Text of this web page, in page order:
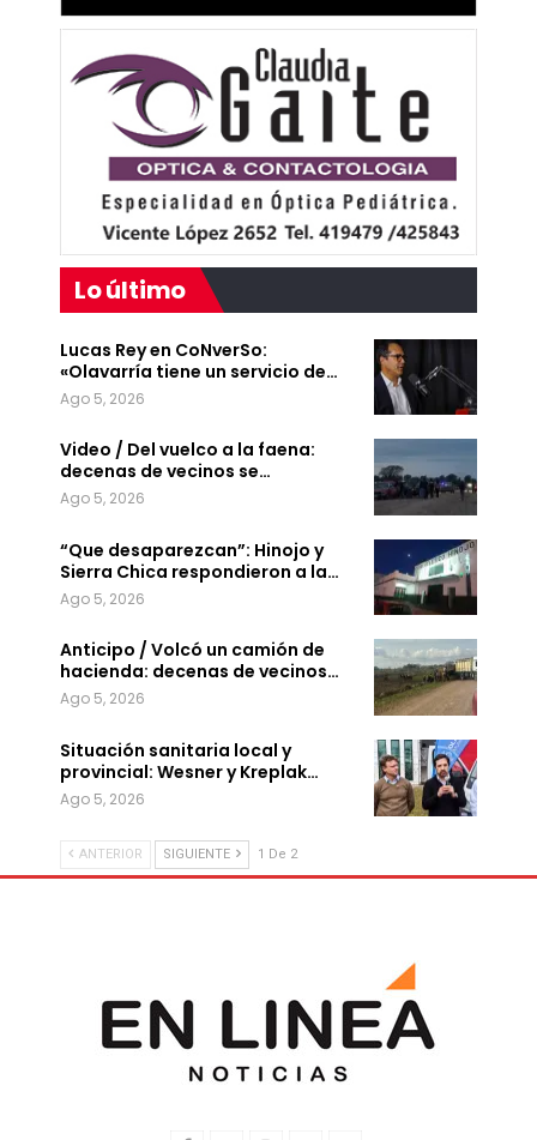
Lo último
Lucas Rey en CoNverSo:
«Olavarría tiene un servicio de…
Ago 5, 2026
Video / Del vuelco a la faena:
decenas de vecinos se…
Ago 5, 2026
“Que desaparezcan”: Hinojo y
Sierra Chica respondieron a la…
Ago 5, 2026
Anticipo / Volcó un camión de
hacienda: decenas de vecinos…
Ago 5, 2026
Situación sanitaria local y
provincial: Wesner y Kreplak…
Ago 5, 2026
ANTERIOR SIGUIENTE 1 De 2